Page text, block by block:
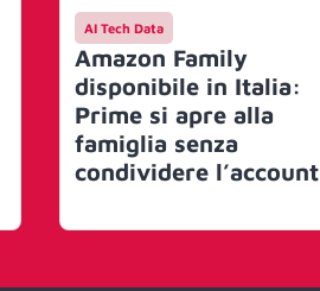
AI Tech Data
Amazon Family
disponibile in Italia:
Prime si apre alla
famiglia senza
condividere l’account